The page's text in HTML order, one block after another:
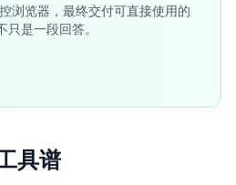
浏览器，最终交付可直接使用的
是一段回答。
具谱